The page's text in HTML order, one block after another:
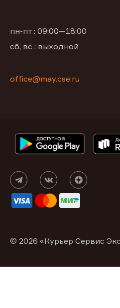
пн-пт : 09:00—18:00
сб, вс : выходной
office@may.cse.ru
© 2026 «Курьер Сервис